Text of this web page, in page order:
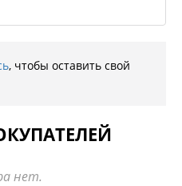
, чтобы оставить свой
нет.